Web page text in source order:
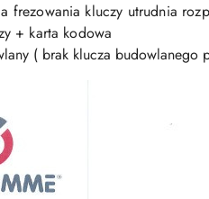
frezowania kluczy utrudnia
+ karta kodowa
( brak klucza budowlanego